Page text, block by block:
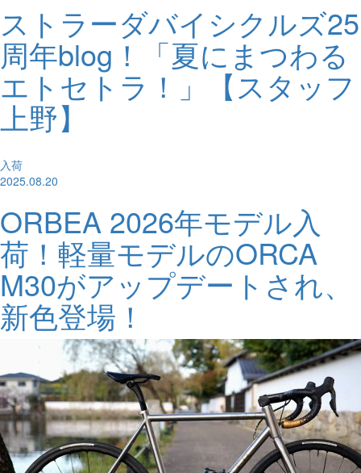
ストラーダバイシクルズ25
周年blog！「夏にまつわる
エトセトラ！」【スタッフ
上野】
入荷
2025.08.20
ORBEA 2026年モデル入
荷！軽量モデルのORCA
M30がアップデートされ、
新色登場！